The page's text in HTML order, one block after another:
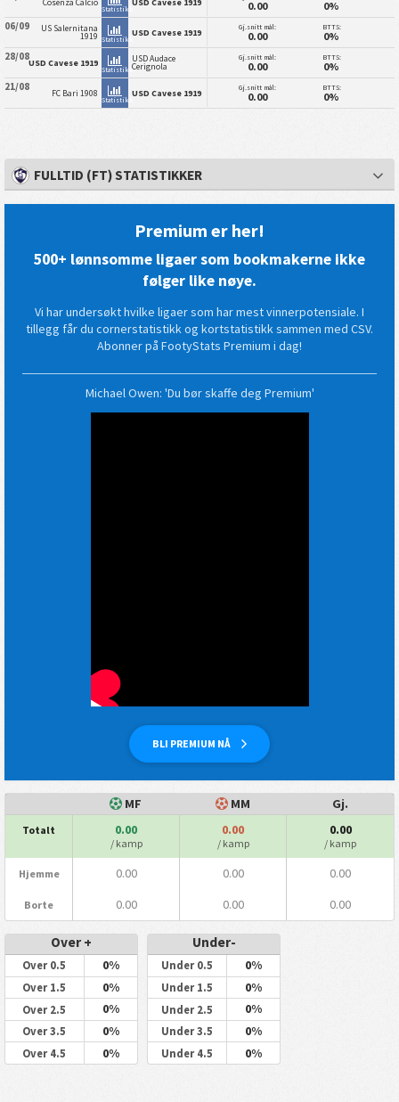
Statistikk 0.00 0%
06/09 US Salernitana
1919 Statistikk
USD Cavese 1919 Gj.snitt mål:
0.00
BTTS:
0%
28/08USD Cavese 1919
Statistikk
USD Audace
Cerignola
Gj.snitt mål:
0.00
BTTS:
0%
21/08 FC Bari 1908
Statistikk
USD Cavese 1919 Gj.snitt mål:
0.00
BTTS:
0%
FULLTID (FT) STATISTIKKER
Premium er her!
500+ lønnsomme ligaer som bookmakerne ikke
følger like nøye.
Vi har undersøkt hvilke ligaer som har mest vinnerpotensiale. I
tillegg får du cornerstatistikk og kortstatistikk sammen med CSV.
Abonner på FootyStats Premium i dag!
BLI PREMIUM NÅ
Michael Owen: 'Du bør skaffe deg Premium'
MF MM Gj.
Totalt 0.00
/ kamp
0.00
/ kamp
0.00
/ kamp
Hjemme 0.00 0.00 0.00
Borte 0.00 0.00 0.00
Over +
Over 0.5 0%
Over 1.5 0%
Over 2.5 0%
Over 3.5 0%
Over 4.5 0%
Under-
Under 0.5 0%
Under 1.5 0%
Under 2.5 0%
Under 3.5 0%
Under 4.5 0%